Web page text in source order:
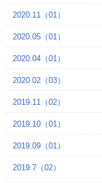
2020.11（01）
2020.05（01）
2020.04（01）
2020.02（03）
2019.11（02）
2019.10（01）
2019.09（01）
2019.7（02）